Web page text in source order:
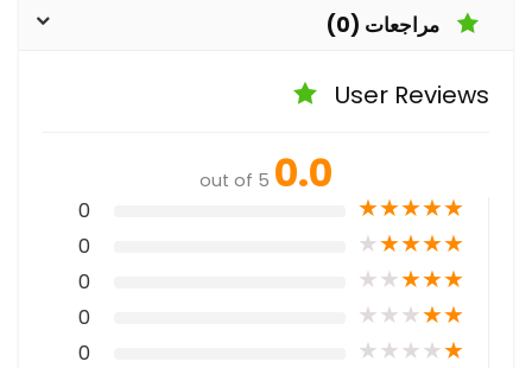
مراجعات (0)
User Reviews
0.0
out of 5
★
★
★
★
★
0
★
★
★
★
★
0
★
★
★
★
★
0
★
★
★
★
★
0
★
★
★
★
★
0